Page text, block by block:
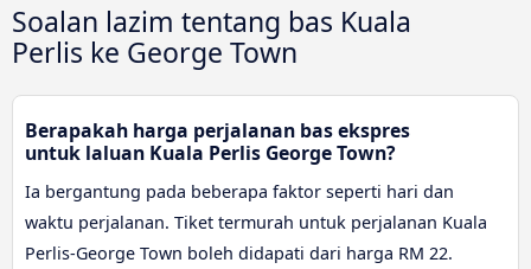
Soalan lazim tentang bas Kuala
Perlis ke George Town
Berapakah harga perjalanan bas ekspres
untuk laluan Kuala Perlis George Town?
Ia bergantung pada beberapa faktor seperti hari dan
waktu perjalanan. Tiket termurah untuk perjalanan Kuala
Perlis-George Town boleh didapati dari harga RM 22.